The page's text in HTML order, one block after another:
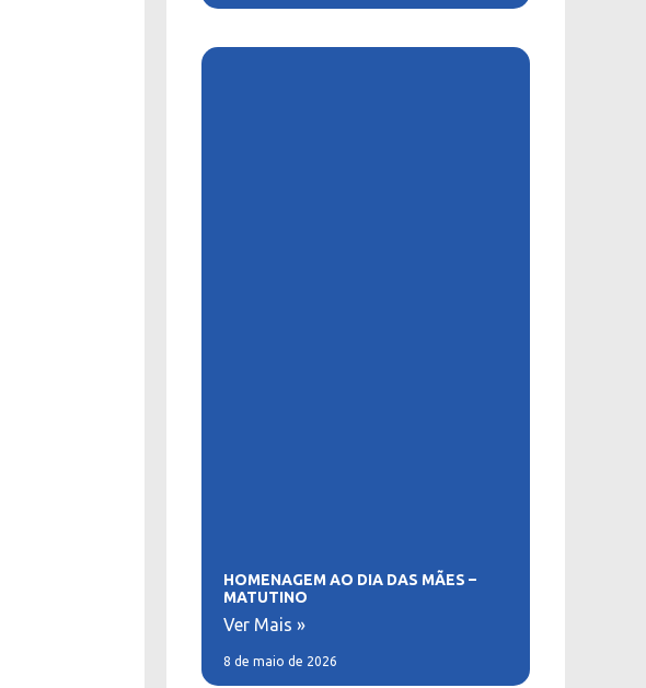
HOMENAGEM AO DIA DAS MÃES –
MATUTINO
Ver Mais »
8 de maio de 2026